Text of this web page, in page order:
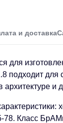
и доставка
для
подходит
архитектуре и
Класс